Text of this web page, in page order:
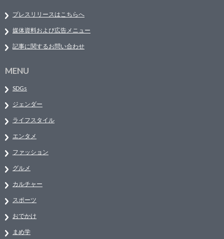
プレスリリースはこちらへ
媒体資料および広告メニュー
記事に関するお問い合わせ
MENU
SDGs
ジェンダー
ライフスタイル
エンタメ
ファッション
グルメ
カルチャー
スポーツ
おでかけ
まめ学